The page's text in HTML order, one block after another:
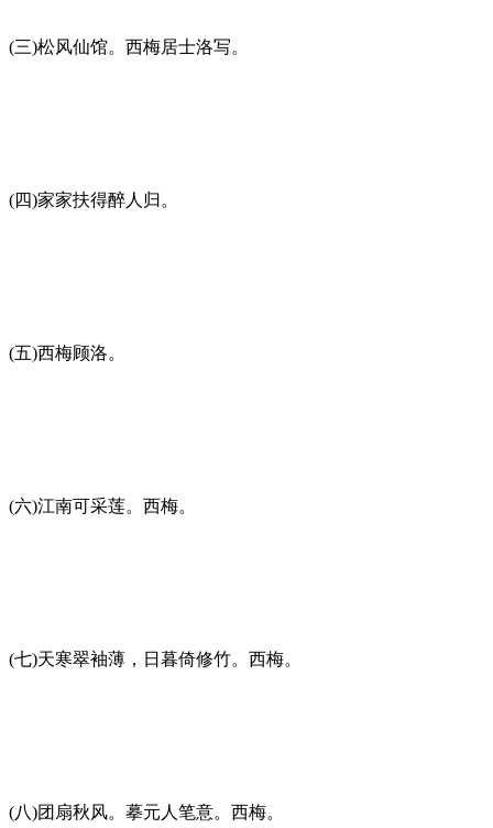
(三)松风仙馆。西梅居士洛写。
(四)家家扶得醉人归。
(五)西梅顾洛。
(六)江南可采莲。西梅。
(七)天寒翠袖薄，日暮倚修竹。西梅。
(八)团扇秋风。摹元人笔意。西梅。